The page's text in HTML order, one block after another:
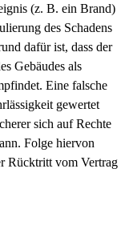
(z. B. ein Brand)
des Schadens
dafür ist, dass der
Gebäudes als
Eine falsche
gewertet
sich auf Rechte
Folge hiervon
Rücktritt vom Vertrag